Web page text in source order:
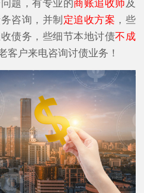
题，有专业的商账追收师及
咨询，并制 定追收方案 ，些
债务，些细节本地讨债不成
客户来电咨询讨债业务！